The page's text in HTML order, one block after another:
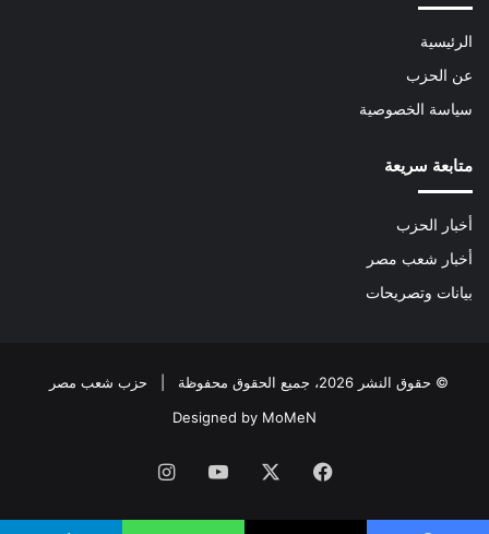
الرئيسية
عن الحزب
سياسة الخصوصية
متابعة سريعة
أخبار الحزب
أخبار شعب مصر
بيانات وتصريحات
© حقوق النشر 2026، جميع الحقوق محفوظة | حزب شعب مصر
Designed by MoMeN
فيسبوك ‫YouTubeانستقرام